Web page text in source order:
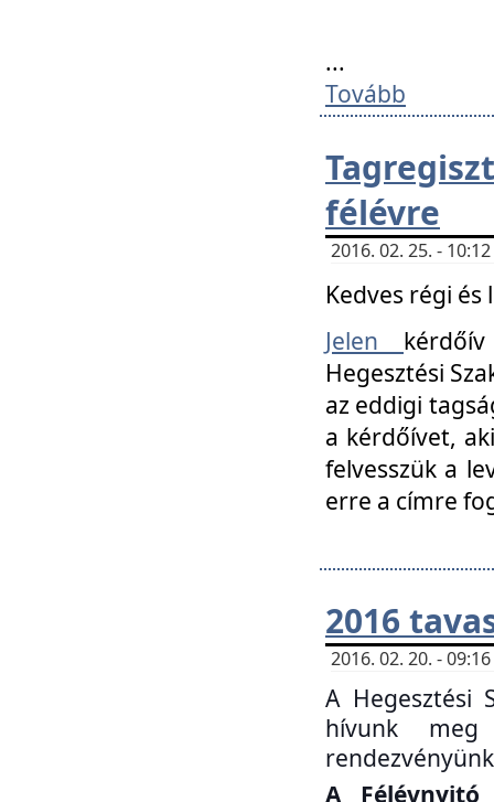
...
Tovább
félévre
2016. 02. 25. -
Kedves régi
Jelen
Hegesztési
az eddigi
a kérdőívet,
felvesszük a
erre a címre
2016
2016. 02. 20. -
A Hegesztési
hívunk
A